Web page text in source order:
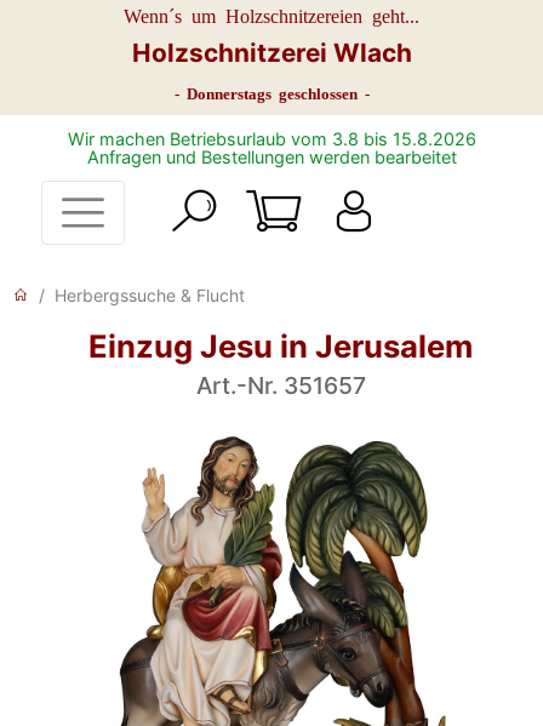
Wenn´s um Holzschnitzereien geht...
Holzschnitzerei Wlach
- Donnerstags geschlossen -
Wir machen Betriebsurlaub vom 3.8 bis 15.8.2026
Anfragen und Bestellungen werden bearbeitet
Herbergssuche & Flucht
Einzug Jesu in Jerusalem
Art.-Nr. 351657